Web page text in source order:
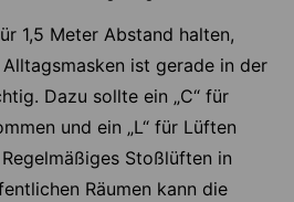
1,5 Meter Abstand halten,
ist gerade in der
Dazu sollte ein „C“ für
und ein „L“ für Lüften
Stoßlüften in
Räumen kann die